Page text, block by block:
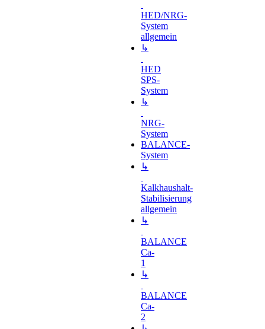
HED/NRG-
System
allgemein
↳
HED
SPS-
System
↳
NRG-
System
BALANCE-
System
↳
Kalkhaushalt-
Stabilisierung
allgemein
↳
BALANCE
Ca-
1
↳
BALANCE
Ca-
2